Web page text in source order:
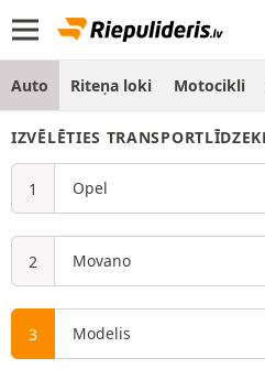
Auto Riteņa loki Motocikli
IZVĒLĒTIES